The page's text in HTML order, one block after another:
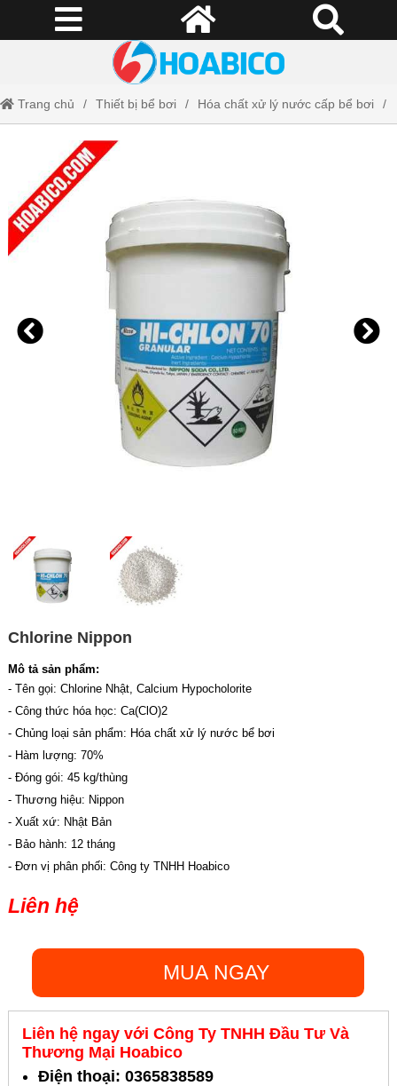
Trang chủ Thiết bị bể bơi Hóa chất xử lý nước cấp bể bơi
Chlorine Nippon
Chlorine Nippon
Mô tả sản phẩm:
- Tên gọi: Chlorine Nhật, Calcium Hypocholorite
- Công thức hóa học: Ca(ClO)2
- Chủng loại sản phẩm: Hóa chất xử lý nước bể bơi
- Hàm lượng: 70%
- Đóng gói: 45 kg/thùng
- Thương hiệu: Nippon
- Xuất xứ: Nhật Bản
- Bảo hành: 12 tháng
- Đơn vị phân phối: Công ty TNHH Hoabico
Liên hệ
MUA NGAY
Liên hệ ngay với Công Ty TNHH Đầu Tư Và
Thương Mại Hoabico
Điện thoại: 0365838589